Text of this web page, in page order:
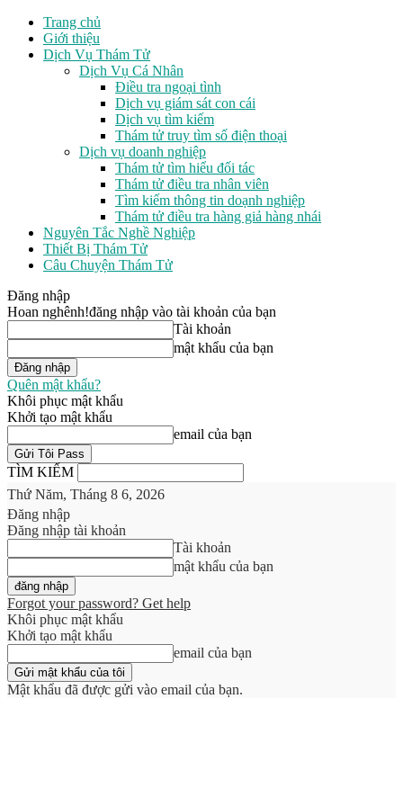
Trang chủ
Giới thiệu
Dịch Vụ Thám Tử
Dịch Vụ Cá Nhân
Điều tra ngoại tình
Dịch vụ giám sát con cái
Dịch vụ tìm kiếm
Thám tử truy tìm số điện thoại
Dịch vụ doanh nghiệp
Thám tử tìm hiểu đối tác
Thám tử điều tra nhân viên
Tìm kiếm thông tin doạnh nghiệp
Thám tử điều tra hàng giả hàng nhái
Nguyên Tắc Nghề Nghiệp
Thiết Bị Thám Tử
Câu Chuyện Thám Tử
Đăng nhập
Hoan nghênh!đăng nhập vào tài khoản của bạn
Tài khoản
mật khẩu của bạn
Quên mật khẩu?
Khôi phục mật khẩu
Khởi tạo mật khẩu
email của bạn
TÌM KIẾM
Thứ Năm, Tháng 8 6, 2026
Đăng nhập
Đăng nhập tài khoản
Tài khoản
mật khẩu của bạn
Forgot your password? Get help
Khôi phục mật khẩu
Khởi tạo mật khẩu
email của bạn
Mật khẩu đã được gửi vào email của bạn.